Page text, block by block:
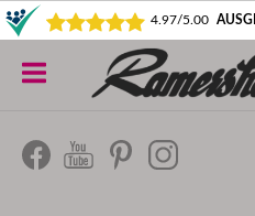
5€ SICHERN!
Kategorien